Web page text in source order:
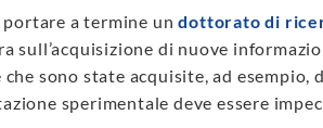
portare a termine undottorato di
sull’acquisizione di nuove
sono state acquisite, ad esempio,
sperimentale deve essere